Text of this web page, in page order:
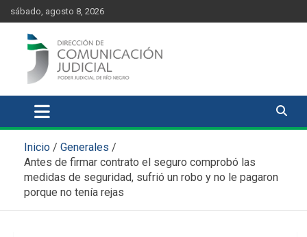
content
Skip
to
content
sábado, agosto 8, 2026
Comunicación Judicial
Inicio
Generales
Antes de firmar contrato el seguro comprobó las
medidas de seguridad, sufrió un robo y no le pagaron
porque no tenía rejas